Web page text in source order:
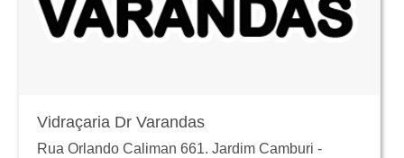
Vidraçaria Dr Varandas
Rua Orlando Caliman 661. Jardim Camburi -